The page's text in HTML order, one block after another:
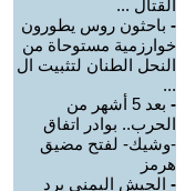
القتال ...
- باحثون روس يطورون
خوارزمية مستوحاة من
النحل الطنان لتثبيت ال
...
-
بعد 5 أشهر من
الحرب.. بوادر اتفاق
-وشيك- لفتح مضيق
هرمز
- الجيش اليمني يرد